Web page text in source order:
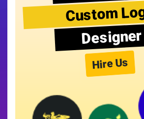
Custom
Designer
Hire Us